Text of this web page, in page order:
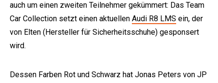
auch um einen zweiten Teilnehmer gekümmert: Das Team
Car Collection setzt einen aktuellen Audi R8 LMS ein, der
von Elten (Hersteller für Sicherheitsschuhe) gesponsert
wird.
Dessen Farben Rot und Schwarz hat Jonas Peters von JP